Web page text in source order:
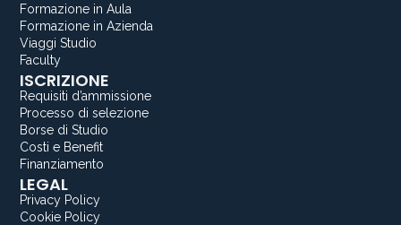
Formazione in Aula
Formazione in Azienda
Viaggi Studio
Faculty
ISCRIZIONE
Requisiti d’ammissione
Processo di selezione
Borse di Studio
Costi e Benefit
Finanziamento
LEGAL
Privacy Policy
Cookie Policy